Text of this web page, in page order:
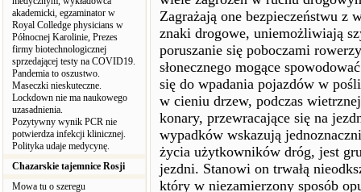
akademicki, egzaminator w
Royal Colledge physicians w
Północnej Karolinie, Prezes
firmy biotechnologicznej
sprzedającej testy na COVID19.
Pandemia to oszustwo.
Maseczki nieskuteczne.
Lockdown nie ma naukowego
uzasadnienia.
Pozytywny wynik PCR nie
potwierdza infekcji klinicznej.
Polityka udaje medycynę.
Chazarskie tajemnice Rosji
Mowa tu o szeregu
Zagrażają one bezpieczeństwu z
znaki drogowe, uniemożliwiają
poruszanie się poboczami
słonecznego mogące
się do wpadania pojazdów w
w cieniu drzew, podczas
konary, przewracające się na
wypadków wskazują
życia użytkowników dróg, jest
jezdni. Stanowi on trwałą
który w niezamierzony sposób